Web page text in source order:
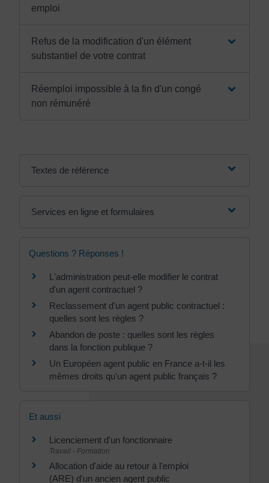
emploi
Refus de la modification d'un élément
substantiel de votre contrat
Réemploi impossible à la fin d'un congé
non rémunéré
Textes de référence
Services en ligne et formulaires
Questions ? Réponses !
L'administration peut-elle modifier le contrat
d'un agent contractuel ?
Reclassement d'un agent public contractuel :
quelles sont les règles ?
Abandon de poste : quelles sont les règles
dans la fonction publique ?
Un Européen agent public en France a-t-il les
mêmes droits qu'un agent public français ?
Et aussi
Licenciement d'un fonctionnaire
Travail - Formation
Allocation d'aide au retour à l'emploi
(ARE) d'un ancien agent public